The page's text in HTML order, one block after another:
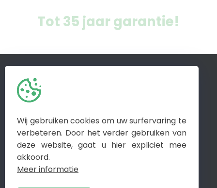
Tot 35 jaar garantie!
Home
Energiemanagement Systemen
Marktinfo
Referenties
Veelgestelde vragen
Zelfbouwpakketten
Contact
Wij gebruiken cookies om uw surfervaring te
verbeteren. Door het verder gebruiken van
deze website, gaat u hier expliciet mee
akkoord.
Meer informatie